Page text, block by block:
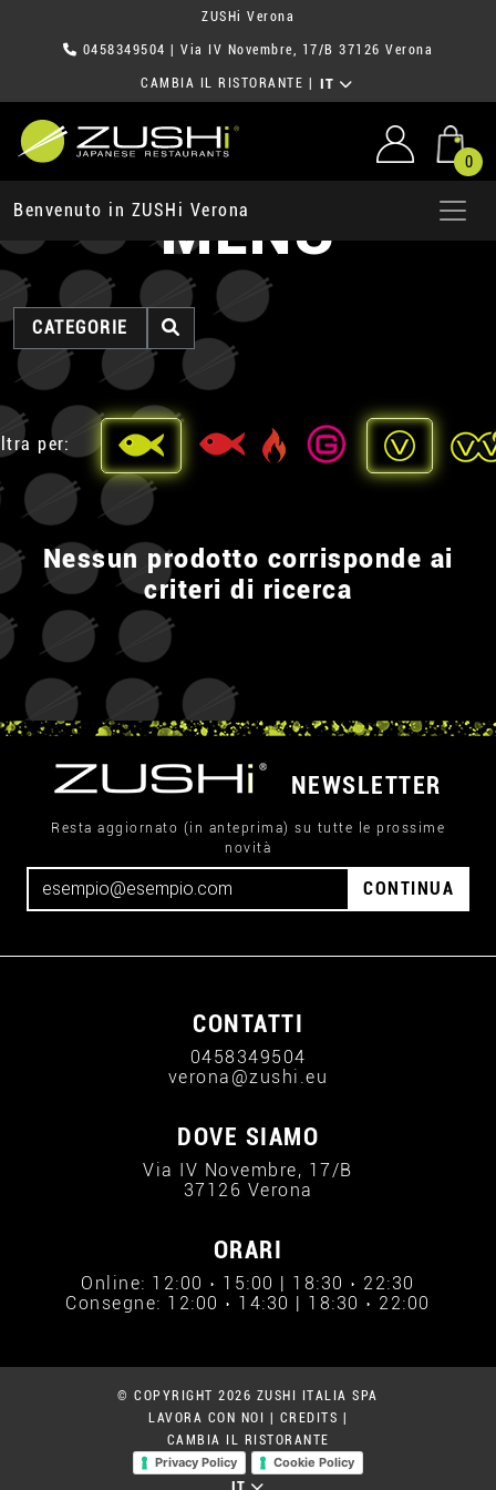
ZUSHi Verona
0458349504 | Via IV Novembre, 17/B 37126 Verona
CAMBIA IL RISTORANTE IT
0
Benvenuto in ZUSHi VeronaMENU
CATEGORIE
per:
Nessun prodotto corrisponde ai
criteri di ricerca
NEWSLETTER
Resta aggiornato (in anteprima) su tutte le prossime
novità
CONTINUA
CONTATTI
0458349504
verona@zushi.eu
DOVE SIAMO
Via IV Novembre, 17/B
37126 Verona
ORARI
Online: 12:00 › 15:00 | 18:30 › 22:30
Consegne: 12:00 › 14:30 | 18:30 › 22:00
© COPYRIGHT 2026 ZUSHI ITALIA SPA
LAVORA CON NOI
CREDITS
CAMBIA IL RISTORANTE
Privacy Policy
Cookie Policy